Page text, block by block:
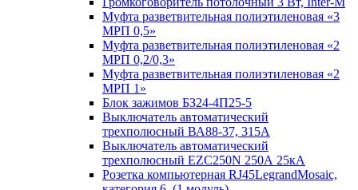
Муфта разветвительная полиэтиленовая «3
МРП 0,5»
Муфта разветвительная полиэтиленовая «2
МРП 0,2/0,3»
Муфта разветвительная полиэтиленовая «2
МРП 1»
Блок зажимов БЗ24-4П25-5
Выключатель автоматический
трехполюсный ВА88-37, 315А
Выключатель автоматический
трехполюсный EZC250N 250А 25кА
Розетка компьютерная RJ45LegrandMosaic,